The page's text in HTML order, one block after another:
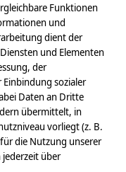
Funktionen
und
dient der
und Elementen
der
sozialer
Daten an Dritte
übermittelt, in
vorliegt (z. B.
die Nutzung unserer
über